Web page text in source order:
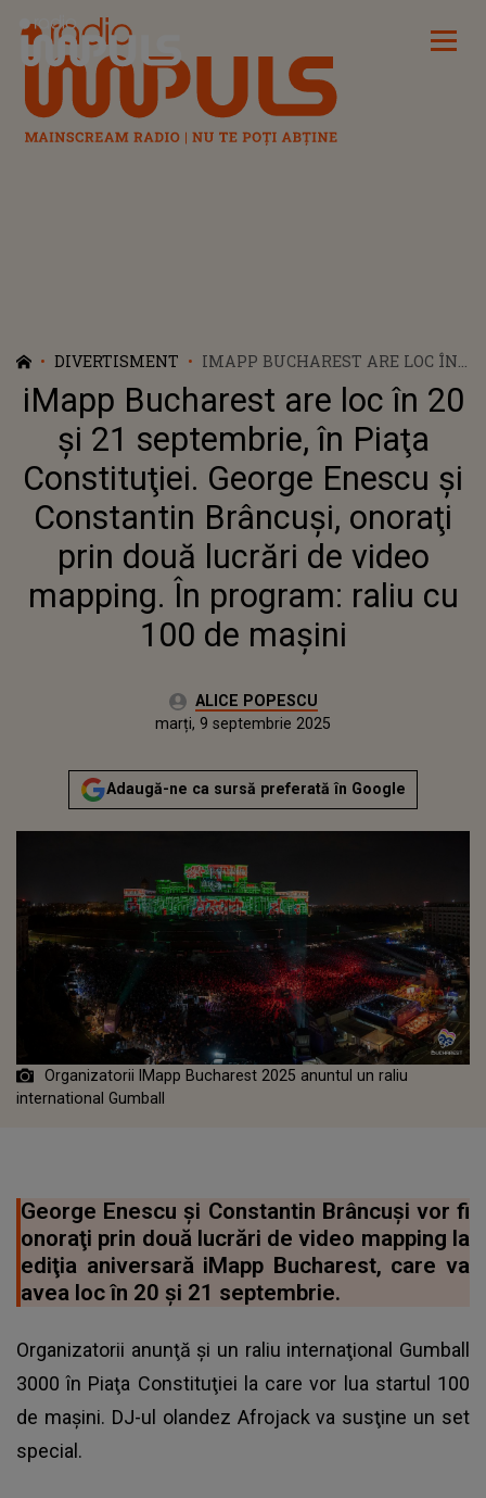
Radio Impuls
DIVERTISMENT
IMAPP BUCHAREST ARE LOC ÎN
20 ŞI 21 SEPTEMBRIE, ÎN PIAŢA
CONSTITUŢIEI. GEORGE ENESCU
ŞI CONSTANTIN BRÂNCUŞI,
ONORAŢI PRIN DOUĂ LUCRĂRI
DE VIDEO MAPPING. ÎN
PROGRAM: RALIU CU 100 DE
MAŞINI
iMapp Bucharest are loc în 20
şi 21 septembrie, în Piaţa
Constituţiei. George Enescu şi
Constantin Brâncuşi, onoraţi
prin două lucrări de video
mapping. În program: raliu cu
100 de maşini
Autor:ALICE POPESCU
Publicat:
marți, 9 septembrie 2025
Adaugă-ne ca sursă preferată în Google
Organizatorii IMapp Bucharest 2025 anuntul un raliu
international Gumball
George Enescu şi Constantin Brâncuşi vor fi
onoraţi prin două lucrări de video mapping la
ediţia aniversară iMapp Bucharest, care va
avea loc în 20 şi 21 septembrie.
Organizatorii anunţă şi un raliu internaţional Gumball
3000 în Piaţa Constituţiei la care vor lua startul 100
de maşini. DJ-ul olandez Afrojack va susţine un set
special.